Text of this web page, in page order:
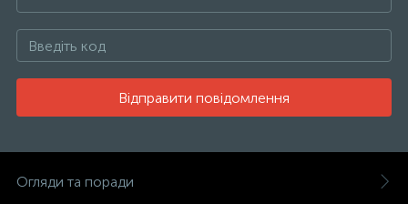
Відправити повідомлення
Огляди та поради